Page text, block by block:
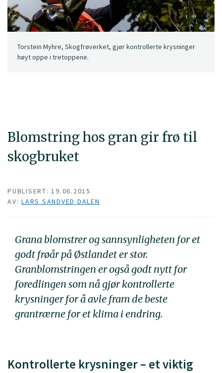
Blomstring hos gran gir frø til
skogbruket
Torstein Myhre, Skogfrøverket, gjør kontrollerte krysninger
høyt oppe i tretoppene.
PUBLISERT: 19.06.2015
AV: LARS SANDVED DALEN
Grana blomstrer og sannsynligheten for et
godt frøår på Østlandet er stor.
Granblomstringen er også godt nytt for
foredlingen som nå gjør kontrollerte
krysninger for å avle fram de beste
grantrærne for et klima i endring.
Kontrollerte krysninger – et viktig